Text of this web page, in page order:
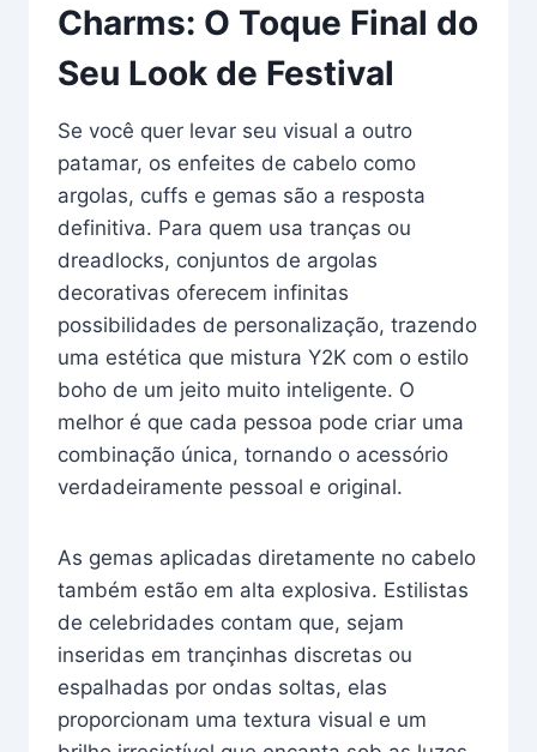
Charms: O Toque Final do
Seu Look de Festival
Se você quer levar seu visual a outro
patamar, os enfeites de cabelo como
argolas, cuffs e gemas são a resposta
definitiva. Para quem usa tranças ou
dreadlocks, conjuntos de argolas
decorativas oferecem infinitas
possibilidades de personalização, trazendo
uma estética que mistura Y2K com o estilo
boho de um jeito muito inteligente. O
melhor é que cada pessoa pode criar uma
combinação única, tornando o acessório
verdadeiramente pessoal e original.
As gemas aplicadas diretamente no cabelo
também estão em alta explosiva. Estilistas
de celebridades contam que, sejam
inseridas em trançinhas discretas ou
espalhadas por ondas soltas, elas
proporcionam uma textura visual e um